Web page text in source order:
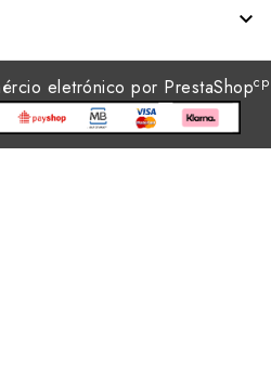

eletrónico por PrestaShopcp